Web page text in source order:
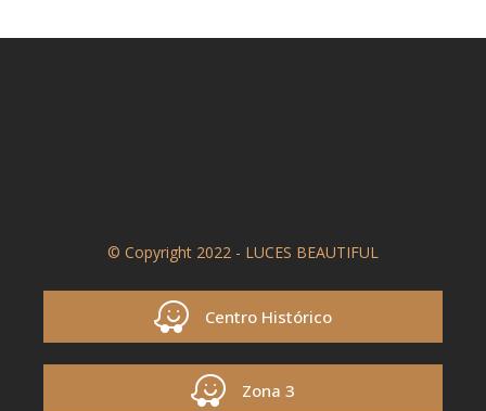
© Copyright 2022 - LUCES BEAUTIFUL
Centro Histórico
Zona 3